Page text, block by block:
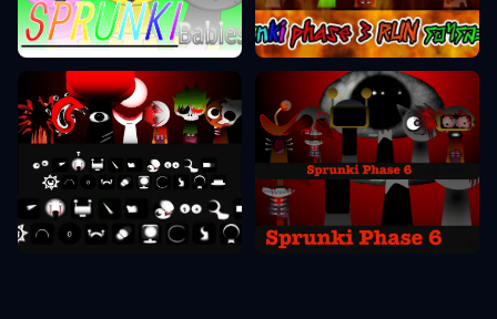
مرحلة Sprunki 0 مرحلة Sprunki 3
مرحلة Sprunki 8
مرحلة Sprunki 6